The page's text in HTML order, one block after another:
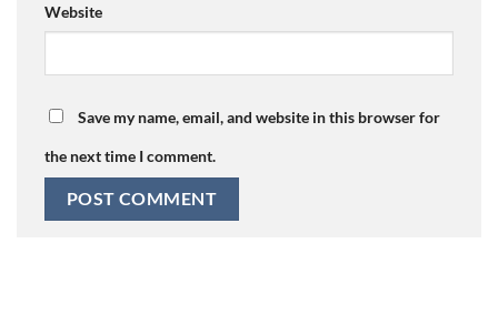
Website
Save my name, email, and website in this browser for
the next time I comment.